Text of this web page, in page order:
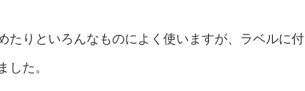
りといろんなものによく使いますが、ラベルに付
た。